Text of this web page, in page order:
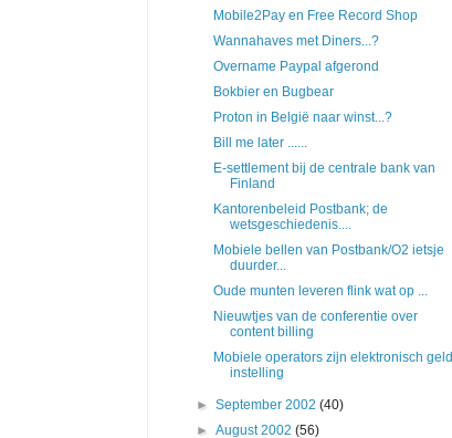
Mobile2Pay en Free Record Shop
Wannahaves met Diners...?
Overname Paypal afgerond
Bokbier en Bugbear
Proton in België naar winst...?
Bill me later ......
E-settlement bij de centrale bank van
Finland
Kantorenbeleid Postbank; de
wetsgeschiedenis....
Mobiele bellen van Postbank/O2 ietsje
duurder...
Oude munten leveren flink wat op ...
Nieuwtjes van de conferentie over
content billing
Mobiele operators zijn elektronisch geld
instelling
►September 2002(40)
►August 2002(56)